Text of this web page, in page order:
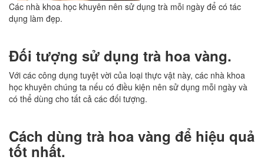
Các nhà khoa học khuyên nên sử dụng trà mỗi ngày để có tác
dụng làm đẹp.
Đối tượng sử dụng trà hoa vàng.
Với các công dụng tuyệt vời của loại thực vật này, các nhà khoa
học khuyên chúng ta nếu có điều kiện nên sử dụng mỗi ngày và
có thể dùng cho tất cả các đối tượng.
Cách dùng trà hoa vàng để hiệu quả
tốt nhất.